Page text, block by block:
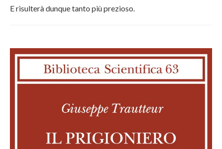
E risulterà dunque tanto più prezioso.